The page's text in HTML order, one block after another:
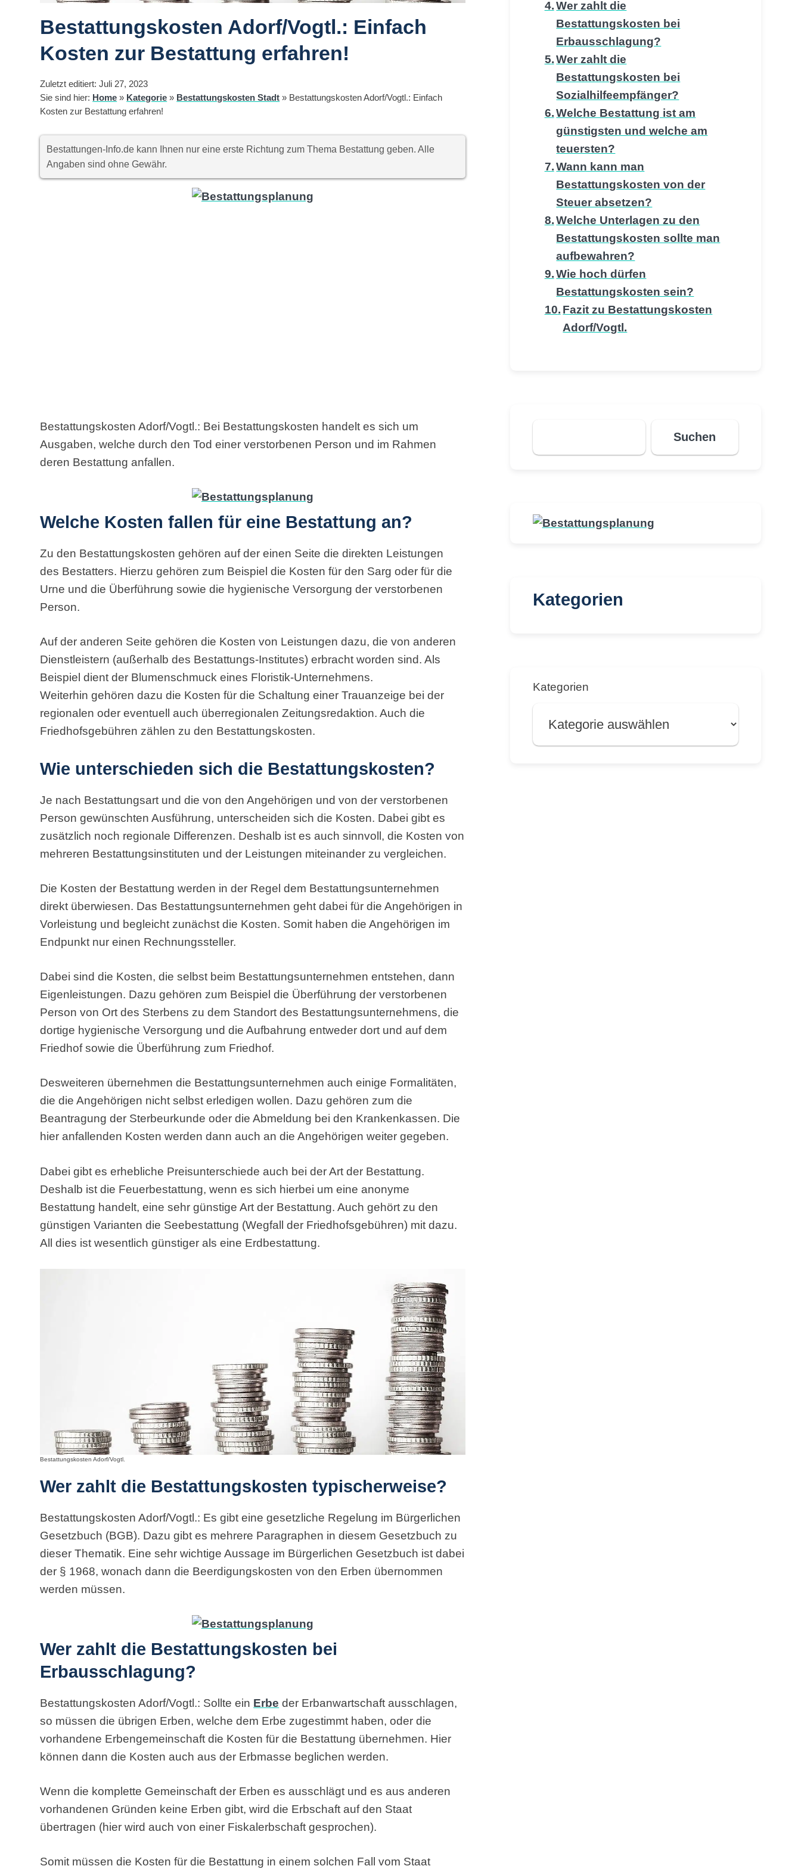
Bestattungskosten Adorf/Vogtl.: Einfach
Kosten zur Bestattung erfahren!
Zuletzt editiert: Juli 27, 2023
Sie sind hier: Home » Kategorie » Bestattungskosten Stadt » Bestattungskosten Adorf/Vogtl.: Einfach
Kosten zur Bestattung erfahren!
Bestattungen-Info.de kann Ihnen nur eine erste Richtung zum Thema Bestattung geben. Alle
Angaben sind ohne Gewähr.
Bestattungskosten Adorf/Vogtl.: Bei Bestattungskosten handelt es sich um
Ausgaben, welche durch den Tod einer verstorbenen Person und im Rahmen
deren Bestattung anfallen.
Welche Kosten fallen für eine Bestattung an?
Zu den Bestattungskosten gehören auf der einen Seite die direkten Leistungen
des Bestatters. Hierzu gehören zum Beispiel die Kosten für den Sarg oder für die
Urne und die Überführung sowie die hygienische Versorgung der verstorbenen
Person.
Auf der anderen Seite gehören die Kosten von Leistungen dazu, die von anderen
Dienstleistern (außerhalb des Bestattungs-Institutes) erbracht worden sind. Als
Beispiel dient der Blumenschmuck eines Floristik-Unternehmens.
Weiterhin gehören dazu die Kosten für die Schaltung einer Trauanzeige bei der
regionalen oder eventuell auch überregionalen Zeitungsredaktion. Auch die
Friedhofsgebühren zählen zu den Bestattungskosten.
Wie unterschieden sich die Bestattungskosten?
Je nach Bestattungsart und die von den Angehörigen und von der verstorbenen
Person gewünschten Ausführung, unterscheiden sich die Kosten. Dabei gibt es
zusätzlich noch regionale Differenzen. Deshalb ist es auch sinnvoll, die Kosten von
mehreren Bestattungsinstituten und der Leistungen miteinander zu vergleichen.
Die Kosten der Bestattung werden in der Regel dem Bestattungsunternehmen
direkt überwiesen. Das Bestattungsunternehmen geht dabei für die Angehörigen in
Vorleistung und begleicht zunächst die Kosten. Somit haben die Angehörigen im
Endpunkt nur einen Rechnungssteller.
Dabei sind die Kosten, die selbst beim Bestattungsunternehmen entstehen, dann
Eigenleistungen. Dazu gehören zum Beispiel die Überführung der verstorbenen
Person von Ort des Sterbens zu dem Standort des Bestattungsunternehmens, die
dortige hygienische Versorgung und die Aufbahrung entweder dort und auf dem
Friedhof sowie die Überführung zum Friedhof.
Desweiteren übernehmen die Bestattungsunternehmen auch einige Formalitäten,
die die Angehörigen nicht selbst erledigen wollen. Dazu gehören zum die
Beantragung der Sterbeurkunde oder die Abmeldung bei den Krankenkassen. Die
hier anfallenden Kosten werden dann auch an die Angehörigen weiter gegeben.
Dabei gibt es erhebliche Preisunterschiede auch bei der Art der Bestattung.
Deshalb ist die Feuerbestattung, wenn es sich hierbei um eine anonyme
Bestattung handelt, eine sehr günstige Art der Bestattung. Auch gehört zu den
günstigen Varianten die Seebestattung (Wegfall der Friedhofsgebühren) mit dazu.
All dies ist wesentlich günstiger als eine Erdbestattung.
Bestattungskosten Adorf/Vogtl.
Wer zahlt die Bestattungskosten typischerweise?
Bestattungskosten Adorf/Vogtl.: Es gibt eine gesetzliche Regelung im Bürgerlichen
Gesetzbuch (BGB). Dazu gibt es mehrere Paragraphen in diesem Gesetzbuch zu
dieser Thematik. Eine sehr wichtige Aussage im Bürgerlichen Gesetzbuch ist dabei
der § 1968, wonach dann die Beerdigungskosten von den Erben übernommen
werden müssen.
Wer zahlt die Bestattungskosten bei
Erbausschlagung?
Bestattungskosten Adorf/Vogtl.: Sollte ein Erbe der Erbanwartschaft ausschlagen,
so müssen die übrigen Erben, welche dem Erbe zugestimmt haben, oder die
vorhandene Erbengemeinschaft die Kosten für die Bestattung übernehmen. Hier
können dann die Kosten auch aus der Erbmasse beglichen werden.
Wenn die komplette Gemeinschaft der Erben es ausschlägt und es aus anderen
vorhandenen Gründen keine Erben gibt, wird die Erbschaft auf den Staat
übertragen (hier wird auch von einer Fiskalerbschaft gesprochen).
Somit müssen die Kosten für die Bestattung in einem solchen Fall vom Staat
Wer zahlt die
Bestattungskosten bei
Erbausschlagung?
Wer zahlt die
Bestattungskosten bei
Sozialhilfeempfänger?
Welche Bestattung ist am
günstigsten und welche am
teuersten?
Wann kann man
Bestattungskosten von der
Steuer absetzen?
Welche Unterlagen zu den
Bestattungskosten sollte man
aufbewahren?
Wie hoch dürfen
Bestattungskosten sein?
Fazit zu Bestattungskosten
Adorf/Vogtl.
Suchen
Suchen
Kategorien
Kategorien